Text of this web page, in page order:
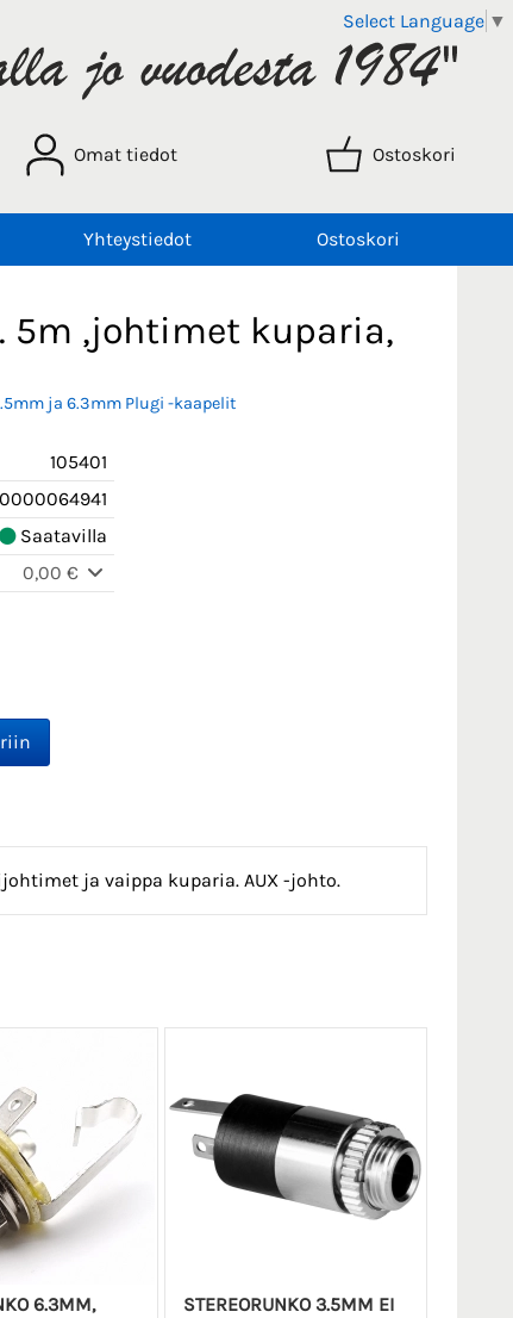
Select Language ▼
Omat tiedot Ostoskori
Yhteystiedot Ostoskori
5m ,johtimet kuparia,
ja 6.3mm Plugi -kaapelit
105401
Saatavilla
0,00 €
ja vaippa kuparia. AUX -johto.
6.3MM,
STEREORUNKO 3.5MM EI